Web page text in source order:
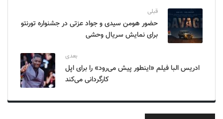
قبلی
حضور هومن سیدی و جواد عزتی در جشنواره تورنتو
برای نمایش سریال وحشی
بعدی
ادریس البا فیلم «اینطور پیش می‌رود» را برای اپل
کارگردانی می‌کند